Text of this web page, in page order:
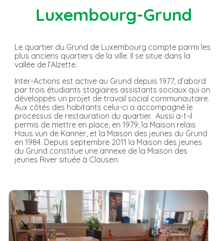
Luxembourg-Grund
Le quartier du Grund de Luxembourg compte parmi les
plus anciens quartiers de la ville. Il se situe dans la
vallée de l’Alzette.
Inter-Actions est active au Grund depuis 1977, d’abord
par trois étudiants stagiaires assistants sociaux qui on
développés un projet de travail social communautaire.
Aux côtés des habitants celui-ci a accompagné le
processus de restauration du quartier. Aussi a-t-il
permis de mettre en place, en 1979, la Maison relais
Haus vun de Kanner, et la Maison des jeunes du Grund
en 1984. Depuis septembre 2011 la Maison des jeunes
du Grund constitue une annexe de la Maison des
jeunes River située à Clausen.